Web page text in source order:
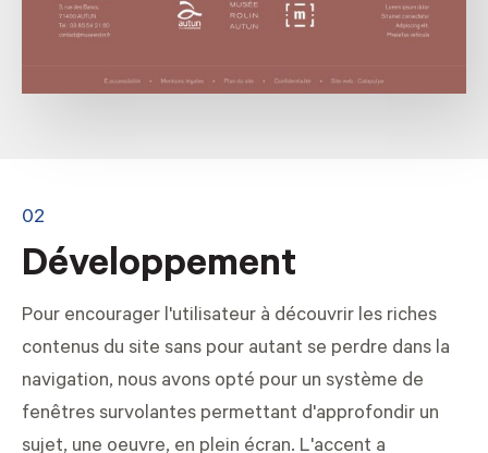
02
Développement
Pour encourager l'utilisateur à découvrir les riches
contenus du site sans pour autant se perdre dans la
navigation, nous avons opté pour un système de
fenêtres survolantes permettant d'approfondir un
sujet, une oeuvre, en plein écran. L'accent a